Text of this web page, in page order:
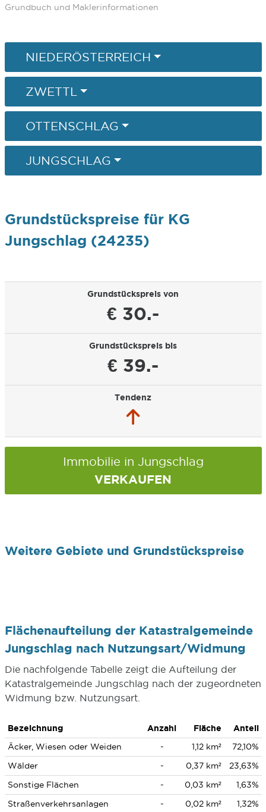
Grundbuch und Maklerinformationen
NIEDERÖSTERREICH
ZWETTL
OTTENSCHLAG
JUNGSCHLAG
Grundstückspreise für KG
Jungschlag (24235)
Grundstückspreis von
€ 30.-
Grundstückspreis bis
€ 39.-
Tendenz
Immobilie in Jungschlag
VERKAUFEN
Weitere Gebiete und Grundstückspreise
Flächenaufteilung der Katastralgemeinde
Jungschlag nach Nutzungsart/Widmung
Die nachfolgende Tabelle zeigt die Aufteilung der
Katastralgemeinde Jungschlag nach der zugeordneten
Widmung bzw. Nutzungsart.
Bezeichnung Anzahl Fläche
Anteil
Äcker, Wiesen oder Weiden
- 1,12 km²
72,10%
Wälder
- 0,37 km²
23,63%
Sonstige Flächen
- 0,03 km²
1,63%
Straßenverkehrsanlagen
- 0,02 km² 1,32%